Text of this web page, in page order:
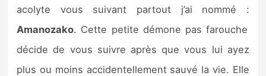
acolyte vous suivant partout j’ai nommé :
Amanozako. Cette petite démone pas farouche
décide de vous suivre après que vous lui ayez
plus ou moins accidentellement sauvé la vie. Elle